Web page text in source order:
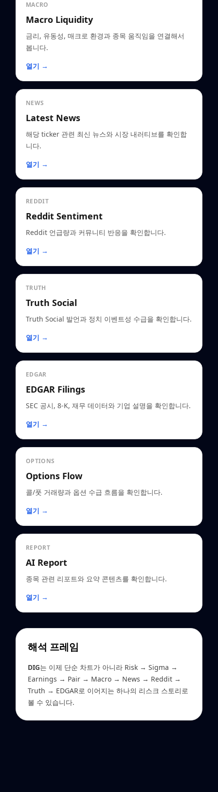
MACRO
Macro Liquidity
금리, 유동성, 매크로 환경과 종목 움직임을 연결해서
봅니다.
열기 →
NEWS
Latest News
해당 ticker 관련 최신 뉴스와 시장 내러티브를 확인합
니다.
열기 →
REDDIT
Reddit Sentiment
Reddit 언급량과 커뮤니티 반응을 확인합니다.
열기 →
TRUTH
Truth Social
Truth Social 발언과 정치 이벤트성 수급을 확인합니다.
열기 →
EDGAR
EDGAR Filings
SEC 공시, 8-K, 재무 데이터와 기업 설명을 확인합니다.
열기 →
OPTIONS
Options Flow
콜/풋 거래량과 옵션 수급 흐름을 확인합니다.
열기 →
REPORT
AI Report
종목 관련 리포트와 요약 콘텐츠를 확인합니다.
열기 →
해석 프레임
DIG는 이제 단순 차트가 아니라 Risk → Sigma →
Earnings → Pair → Macro → News → Reddit →
Truth → EDGAR로 이어지는 하나의 리스크 스토리로
볼 수 있습니다.